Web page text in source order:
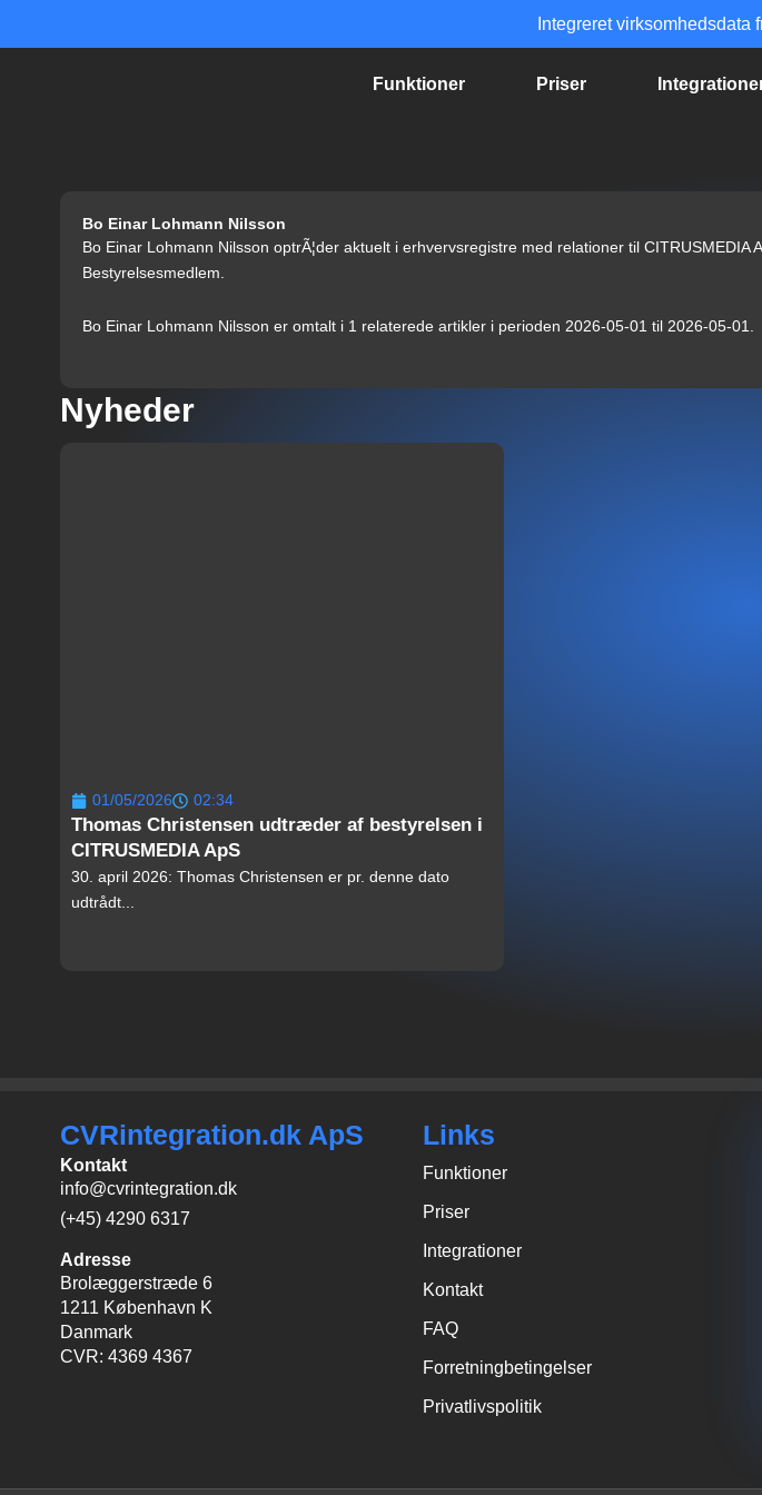
Integreret virksomhedsdata
Funktioner Priser
Bo Einar Lohmann Nilsson
Bo Einar Lohmann Nilsson optrÃ¦der aktuelt i erhvervsregistre med relationer til CITRUSMEDIA
Bestyrelsesmedlem.
Bo Einar Lohmann Nilsson er omtalt i 1 relaterede artikler i perioden 2026-05-01 til 2026-05-01.
Nyheder
01/05/2026 02:34
Thomas Christensen udtræder af bestyrelsen i
CITRUSMEDIA ApS
30. april 2026: Thomas Christensen er pr. denne dato
udtrådt...
CVRintegration.dk ApS
Kontakt
info@cvrintegration.dk
(+45) 4290 6317
Adresse
Brolæggerstræde 6
1211 København K
Danmark
CVR: 4369 4367
Links
Funktioner
Priser
Integrationer
Kontakt
FAQ
Forretningbetingelser
Privatlivspolitik